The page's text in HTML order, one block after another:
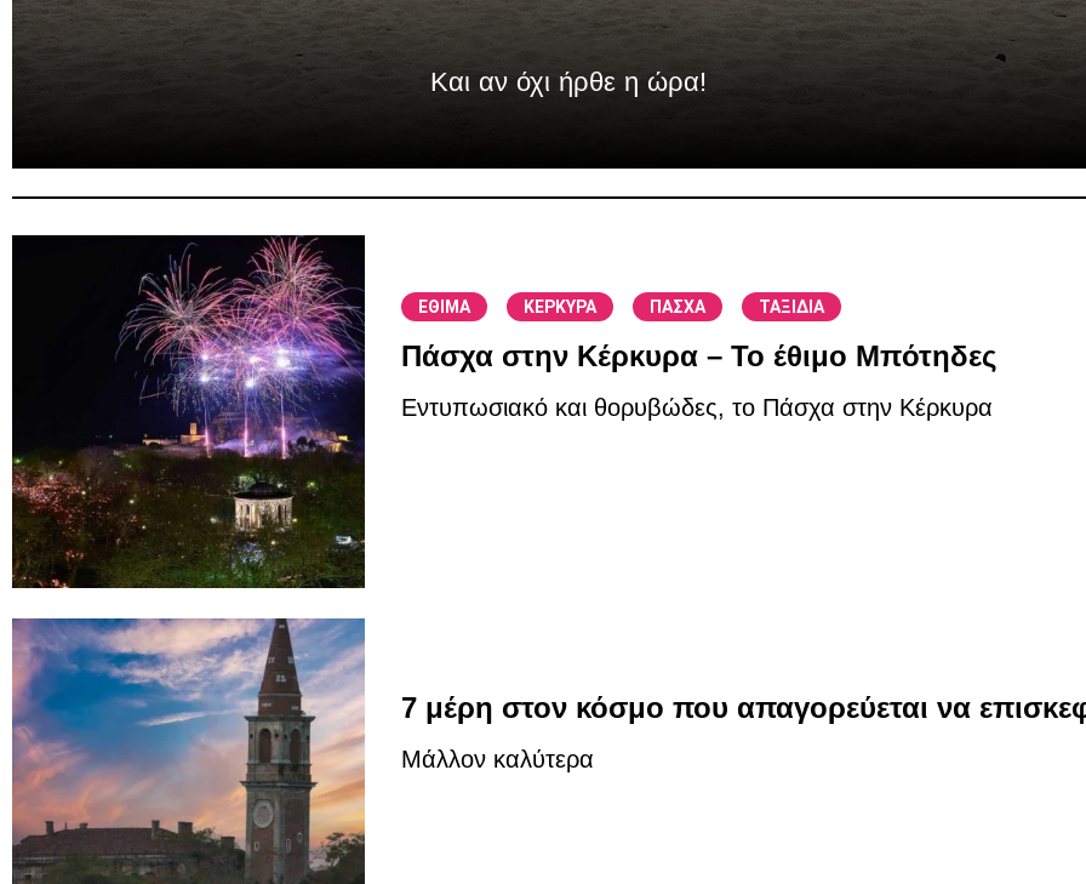
Και αν όχι ήρθε η ώρα!
ΕΘΙΜΑ ΚΕΡΚΥΡΑ ΠΑΣΧΑ ΤΑΞΙΔΙΑ
Πάσχα στην Κέρκυρα – Το έθιμο Μπότηδες
Εντυπωσιακό και θορυβώδες, το Πάσχα στην Κέρκυρα
7 μέρη στον κόσμο που απαγορεύεται να
Μάλλον καλύτερα